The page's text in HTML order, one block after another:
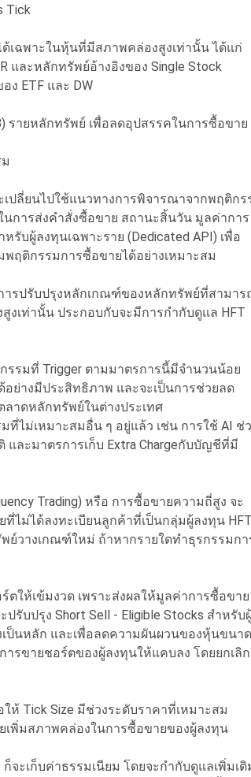
Tick
เฉพาะในหุ้นที่มีสภาพคล่องสูงเท่านั้น ได้แก่
และหลักทรัพย์อ้างอิงของ Single Stock
ง ETF และ DW
รายหลักทรัพย์ เพื่อลดอุปสรรคในการซื้อขาย
เปลี่ยนไปใช้แนวทางการพิจารณาจากพฤติกร
การส่งคำสั่งซื้อขาย สถานะสิ้นวัน มูลค่าการ
บผู้ลงทุนเฉพาะราย (Dedicated API) เพื่อ
ฤติกรรมการซื้อขายได้อย่างเหมาะสม
ารปรับปรุงหลักเกณฑ์ของหลักทรัพย์ที่สามาร
เท่านั้น ประกอบกับจะมีการกำกับดูแล HFT
กรรมที่ Trigger ตามมาตรการนี้มีจำนวนน้อย
ย่างมีประสิทธิภาพ และจะเป็นการช่วยลด
าดหลักทรัพย์ในต่างประเทศ
ไม่เหมาะสมอื่น ๆ อยู่แล้ว เช่น การใช้ AI ช่
ละมาตรการเก็บ Extra Chargeกับบัญชีที่มี
Trading) หรือ การซื้อขายความถี่สูง จะ
ที่ไม่ได้ลงทะเบียนลูกค้าที่เป็นกลุ่มผู้ลงทุน HFT
ย์วางเกณฑ์ใหม่ ถ้าหากรายใดทำธุรกรรมกา
ตให้เข้มงวด เพราะส่งผลให้มูลค่าการซื้อขาย
บปรุง Short Sell - Eligible Stocks สำหรับผู้
ป็นหลัก และเพื่อลดความผันผวนของหุ้นขนาด
ารขายชอร์ตของผู้ลงทุนให้แคบลง โดยยกเลิก
ห้ Tick Size มีช่วงระดับราคาที่เหมาะสม
พิ่มสภาพคล่องในการซื้อขายของผู้ลงทุน
ะเก็บค่าธรรมเนียม โดยจะกำกับดูแลเพิ่มเติ